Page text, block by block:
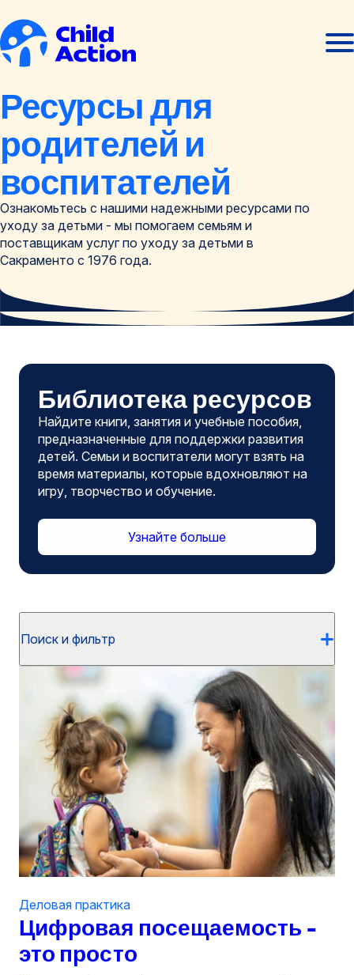
Ресурсы для
родителей и
воспитателей
Ознакомьтесь с нашими надежными ресурсами по
уходу за детьми - мы помогаем семьям и
поставщикам услуг по уходу за детьми в
Сакраменто с 1976 года.
Библиотека ресурсов
Найдите книги, занятия и учебные пособия,
предназначенные для поддержки развития
детей. Семьи и воспитатели могут взять на
время материалы, которые вдохновляют на
игру, творчество и обучение.
Узнайте больше
Поиск и фильтр
Цифровая посещаемость -
это просто
Деловая практика